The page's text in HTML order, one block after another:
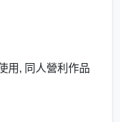
用, 同人營利作品